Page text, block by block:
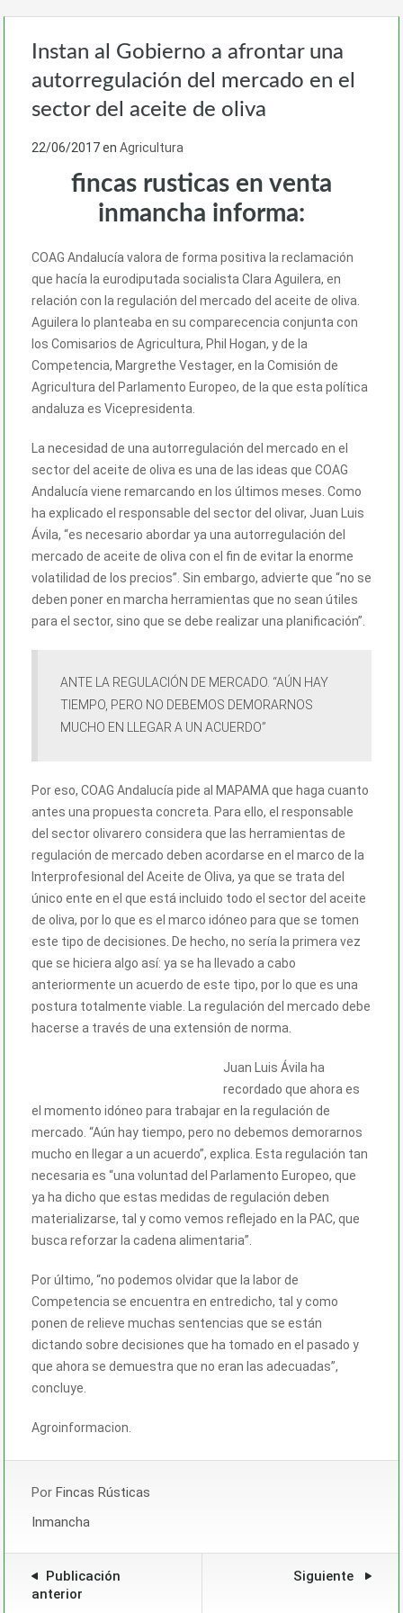
Instan al Gobierno a afrontar una
autorregulación del mercado en el
sector del aceite de oliva
22/06/2017en Agricultura
fincas rusticas en venta
inmancha informa:
COAG Andalucía valora de forma positiva la reclamación
que hacía la eurodiputada socialista Clara Aguilera, en
relación con la regulación del mercado del aceite de oliva.
Aguilera lo planteaba en su comparecencia conjunta con
los Comisarios de Agricultura, Phil Hogan, y de la
Competencia, Margrethe Vestager, en la Comisión de
Agricultura del Parlamento Europeo, de la que esta política
andaluza es Vicepresidenta.
La necesidad de una autorregulación del mercado en el
sector del aceite de oliva es una de las ideas que COAG
Andalucía viene remarcando en los últimos meses. Como
ha explicado el responsable del sector del olivar, Juan Luis
Ávila, “es necesario abordar ya una autorregulación del
mercado de aceite de oliva con el fin de evitar la enorme
volatilidad de los precios”. Sin embargo, advierte que “no se
deben poner en marcha herramientas que no sean útiles
para el sector, sino que se debe realizar una planificación”.
ANTE LA REGULACIÓN DE MERCADO. “AÚN HAY
TIEMPO, PERO NO DEBEMOS DEMORARNOS
MUCHO EN LLEGAR A UN ACUERDO”
Por eso, COAG Andalucía pide al MAPAMA que haga cuanto
antes una propuesta concreta. Para ello, el responsable
del sector olivarero considera que las herramientas de
regulación de mercado deben acordarse en el marco de la
Interprofesional del Aceite de Oliva, ya que se trata del
único ente en el que está incluido todo el sector del aceite
de oliva, por lo que es el marco idóneo para que se tomen
este tipo de decisiones. De hecho, no sería la primera vez
que se hiciera algo así: ya se ha llevado a cabo
anteriormente un acuerdo de este tipo, por lo que es una
postura totalmente viable. La regulación del mercado debe
hacerse a través de una extensión de norma.
Juan Luis Ávila ha
recordado que ahora es
el momento idóneo para trabajar en la regulación de
mercado. “Aún hay tiempo, pero no debemos demorarnos
mucho en llegar a un acuerdo”, explica. Esta regulación tan
necesaria es “una voluntad del Parlamento Europeo, que
ya ha dicho que estas medidas de regulación deben
materializarse, tal y como vemos reflejado en la PAC, que
busca reforzar la cadena alimentaria”.
Por último, “no podemos olvidar que la labor de
Competencia se encuentra en entredicho, tal y como
ponen de relieve muchas sentencias que se están
dictando sobre decisiones que ha tomado en el pasado y
que ahora se demuestra que no eran las adecuadas”,
concluye.
Agroinformacion.
Por Fincas Rústicas
Inmancha
Publicación
anterior
Siguiente